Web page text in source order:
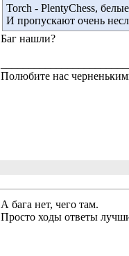
Torch - PlentyChess,
И пропускают очень
Баг нашли?
Полюбите нас
А бага нет, чего там.
Просто ходы ответы